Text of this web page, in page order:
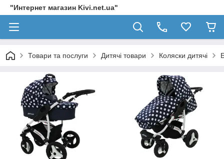
"Интернет магазин Kivi.net.ua"
Товари та послуги Дитячі товари Коляски дитячі